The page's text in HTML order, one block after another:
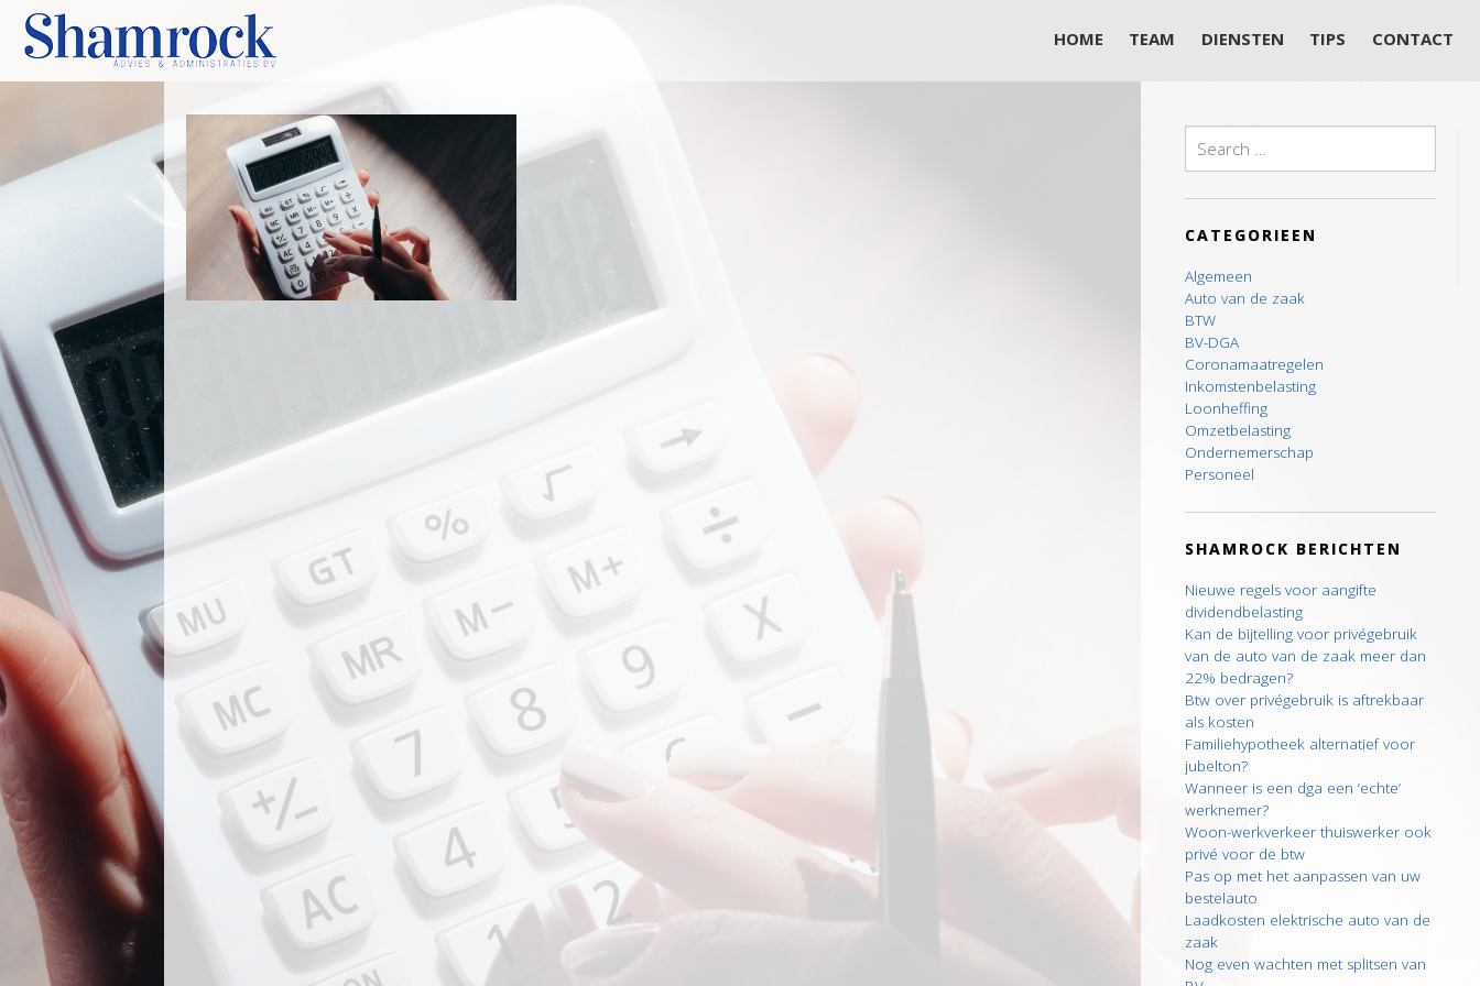
HOME TEAM DIENSTEN TIPS CONTACT
for:
CATEGORIEEN
Algemeen
Auto van de zaak
BTW
BV-DGA
Coronamaatregelen
Inkomstenbelasting
Loonheffing
Omzetbelasting
Ondernemerschap
Personeel
SHAMROCK BERICHTEN
Nieuwe regels voor aangifte
dividendbelasting
Kan de bijtelling voor privégebruik
van de auto van de zaak meer dan
22% bedragen?
Btw over privégebruik is aftrekbaar
als kosten
Familiehypotheek alternatief voor
jubelton?
Wanneer is een dga een ‘echte’
werknemer?
Woon-werkverkeer thuiswerker ook
privé voor de btw
Pas op met het aanpassen van uw
bestelauto
Laadkosten elektrische auto van de
zaak
Nog even wachten met splitsen van